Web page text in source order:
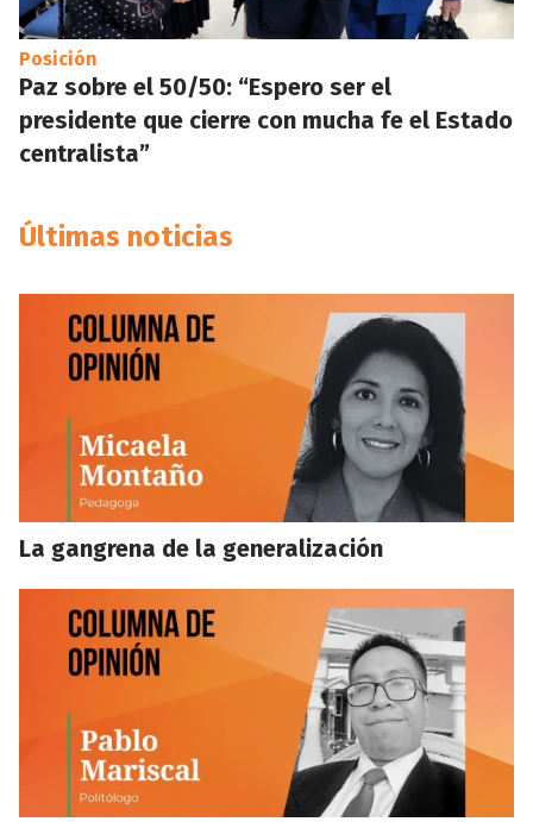
Posición
Paz sobre el 50/50: “Espero ser el
presidente que cierre con mucha fe el Estado
centralista”
Últimas noticias
La gangrena de la generalización